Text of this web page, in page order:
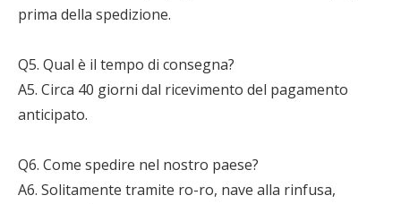
prima della spedizione.
Q5. Qual è il tempo di consegna?
A5. Circa 40 giorni dal ricevimento del pagamento
anticipato.
Q6. Come spedire nel nostro paese?
A6. Solitamente tramite ro-ro, nave alla rinfusa,